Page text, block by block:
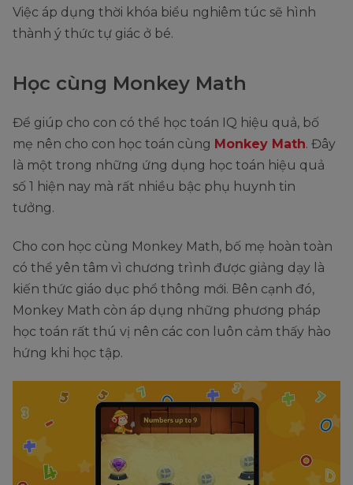
Việc áp dụng thời khóa biểu nghiêm túc sẽ hình
thành ý thức tự giác ở bé.
Học cùng Monkey Math
Để giúp cho con có thể học toán IQ hiệu quả, bố
mẹ nên cho con học toán cùng Monkey Math. Đây
là một trong những ứng dụng học toán hiệu quả
số 1 hiện nay mà rất nhiều bậc phụ huynh tin
tưởng.
Cho con học cùng Monkey Math, bố mẹ hoàn toàn
có thể yên tâm vì chương trình được giảng dạy là
kiến thức giáo dục phổ thông mới. Bên cạnh đó,
Monkey Math còn áp dụng những phương pháp
học toán rất thú vị nên các con luôn cảm thấy hào
hứng khi học tập.